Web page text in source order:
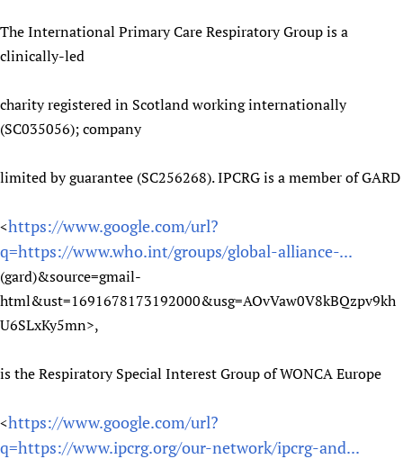
The International Primary Care Respiratory Group is a
clinically-led
charity registered in Scotland working internationally
(SC035056); company
limited by guarantee (SC256268). IPCRG is a member of GARD
<https://www.google.com/url?
q=https://www.who.int/groups/global-alliance-...
(gard)&source=gmail-
html&ust=1691678173192000&usg=AOvVaw0V8kBQzpv9kh
U6SLxKy5mn>,
is the Respiratory Special Interest Group of WONCA Europe
<https://www.google.com/url?
q=https://www.ipcrg.org/our-network/ipcrg-and...